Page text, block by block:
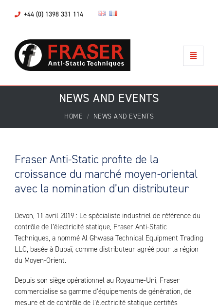
+44 (0) 1398 331 114
NEWS AND EVENTS
HOME NEWS AND EVENTS
Fraser Anti-Static profite de la
croissance du marché moyen-oriental
avec la nomination d’un distributeur
Devon, 11 avril 2019 : Le spécialiste industriel de référence du
contrôle de l’électricité statique, Fraser Anti-Static
Techniques, a nommé Al Ghwasa Technical Equipment Trading
LLC, basée à Dubaï, comme distributeur agréé pour la région
du Moyen-Orient.
Depuis son siège opérationnel au Royaume-Uni, Fraser
commercialise sa gamme d’équipements de génération, de
mesure et de contrôle de l’électricité statique certifiés